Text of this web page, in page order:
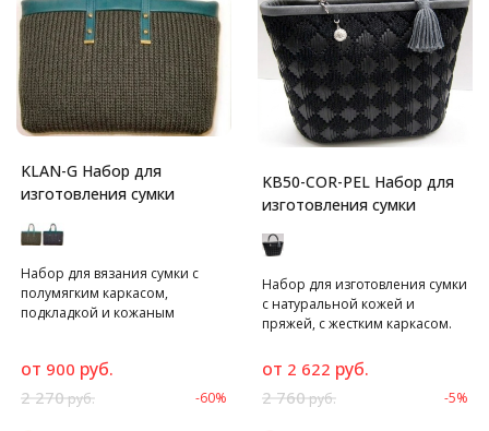
KLAN-G Набор для
изготовления сумки
Набор для вязания сумки с
полумягким каркасом,
подкладкой и кожаным
от 900 руб.
2 270руб. -60%
KB50-COR-PEL Набор для
изготовления сумки
Набор для изготовления сумки
с натуральной кожей и
пряжей, с жестким каркасом.
от 2 622 руб.
2 760руб. -5%